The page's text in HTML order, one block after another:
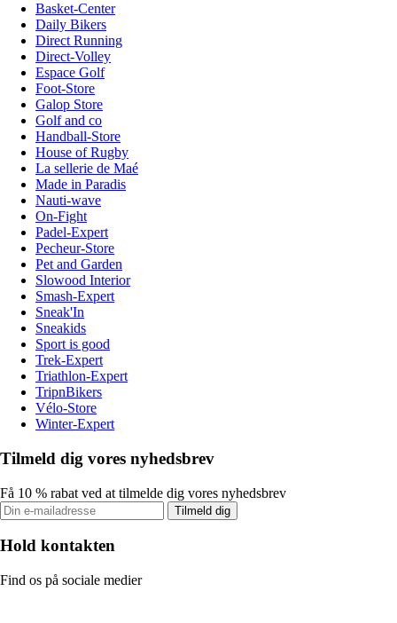
Basket-Center
Daily Bikers
Direct Running
Direct-Volley
Espace Golf
Foot-Store
Galop Store
Golf and co
Handball-Store
House of Rugby
La sellerie de Maé
Made in Paradis
Nauti-wave
On-Fight
Padel-Expert
Pecheur-Store
Pet and Garden
Slowood Interior
Smash-Expert
Sneak'In
Sneakids
Sport is good
Trek-Expert
Triathlon-Expert
TripnBikers
Vélo-Store
Winter-Expert
Tilmeld dig vores nyhedsbrev
Få 10 % rabat ved at tilmelde dig vores nyhedsbrev
Tilmeld dig
Hold kontakten
Find os på sociale medier